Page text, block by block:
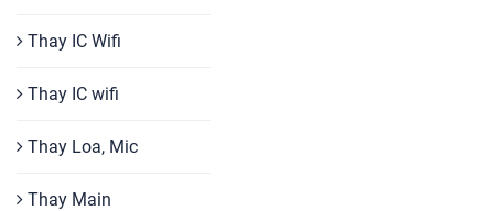
Thay IC Wifi
Thay IC wifi
Thay Loa, Mic
Thay Main